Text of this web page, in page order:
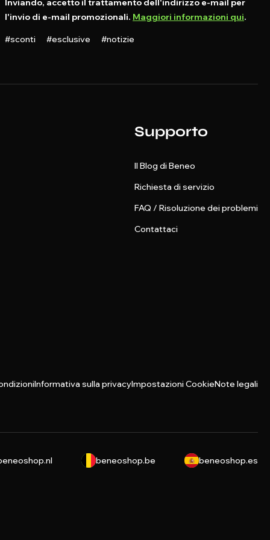
Inviando, accetto il trattamento dell'indirizzo e-mail per
l'invio di e-mail promozionali. Maggiori informazioni qui.
#sconti #esclusive #notizie
Supporto
Il Blog di Beneo
Richiesta di servizio
FAQ / Risoluzione dei problemi
Contattaci
Informativa sulla privacyImpostazioni CookieNote legali
beneoshop.be beneoshop.es